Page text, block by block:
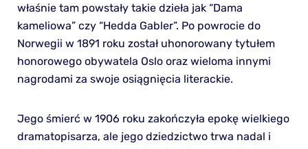
właśnie tam powstały takie dzieła jak “Dama
kameliowa” czy “Hedda Gabler”. Po powrocie do
Norwegii w 1891 roku został uhonorowany tytułem
honorowego obywatela Oslo oraz wieloma innymi
nagrodami za swoje osiągnięcia literackie.
Jego śmierć w 1906 roku zakończyła epokę wielkiego
dramatopisarza, ale jego dziedzictwo trwa nadal i